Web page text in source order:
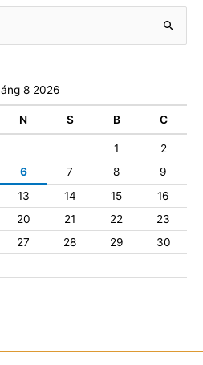
8 2026
N S B C
1
2
6 7 8
9
13 14 15
16
20 21 22
23
27 28 29
30